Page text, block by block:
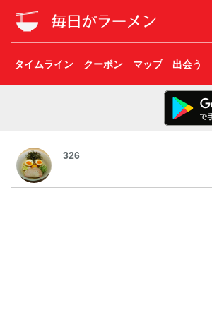
タイムライン クーポン マップ 出会う
326